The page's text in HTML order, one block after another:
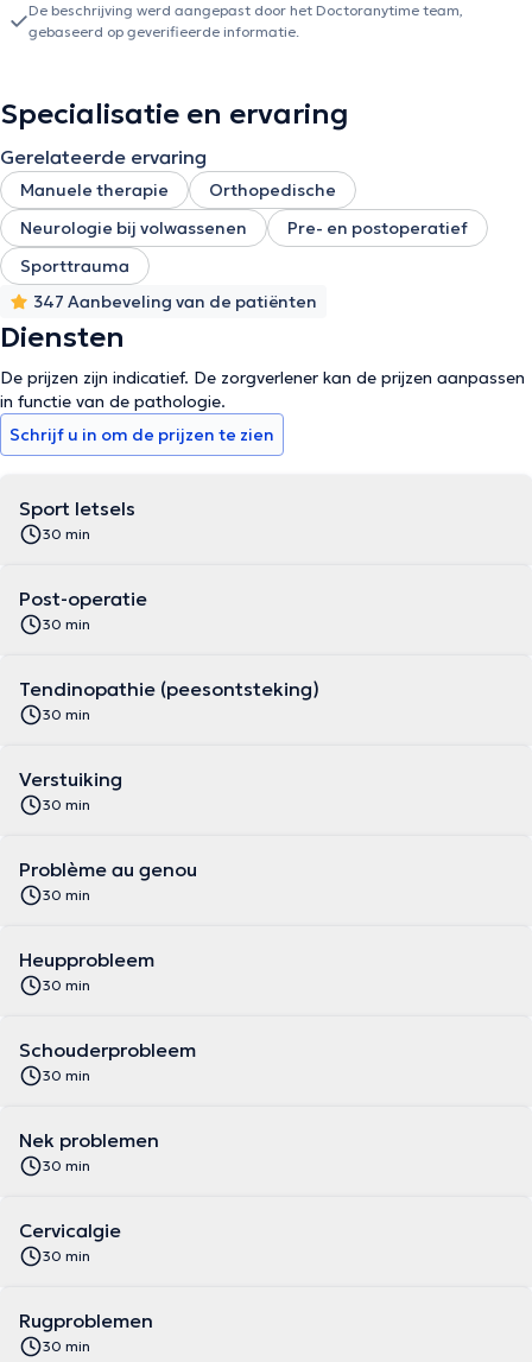
samen met Alexandre worden uitgewerkt.
De beschrijving werd aangepast door het Doctoranytime team,
gebaseerd op geverifieerde informatie.
Specialisatie en ervaring
Gerelateerde ervaring
Manuele therapie
Orthopedische
Neurologie bij volwassenen
Pre- en postoperatief
Sporttrauma
347 Aanbeveling van de patiënten
Diensten
De prijzen zijn indicatief. De zorgverlener kan de prijzen aanpassen
in functie van de pathologie.
Schrijf u in om de prijzen te zien
Sport letsels
30 min
Post-operatie
30 min
Tendinopathie (peesontsteking)
30 min
Verstuiking
30 min
Problème au genou
30 min
Heupprobleem
30 min
Schouderprobleem
30 min
Nek problemen
30 min
Cervicalgie
30 min
Rugproblemen
30 min